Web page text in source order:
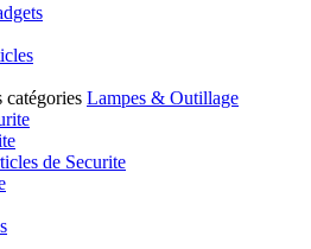
catégories Lampes & Outillage
de Securite